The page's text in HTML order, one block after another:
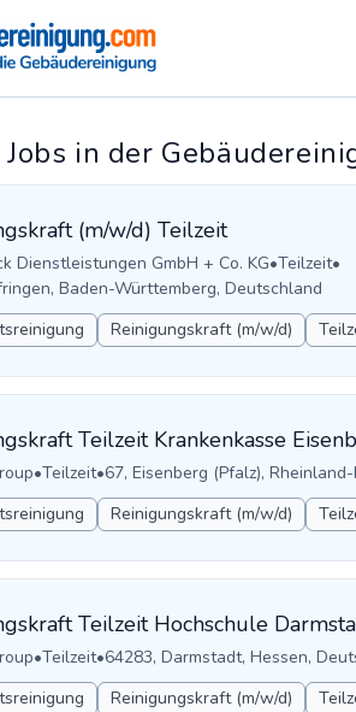
in der
(m/w/d) Teilzeit
Dienstleistungen GmbH + Co. KG•Teilzeit•
Baden-Württemberg, Deutschland
Reinigungskraft (m/w/d)
Teilzeit Krankenkasse
•Teilzeit•67, Eisenberg (Pfalz),
Reinigungskraft (m/w/d)
Teilzeit Hochschule
•Teilzeit•64283, Darmstadt, Hessen,
Reinigungskraft (m/w/d)